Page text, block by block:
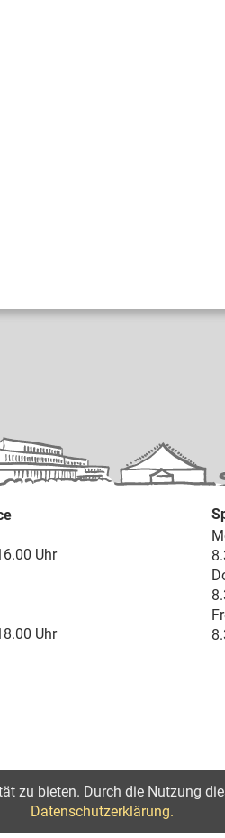
Uhr
Uhr
zur Barrierefreiheit
zu bieten. Durch die Nutzung
Datenschutzerklärung.